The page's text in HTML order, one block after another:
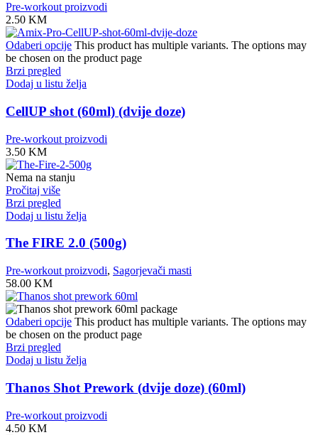
Pre-workout proizvodi
2.50 KM
Odaberi opcije This product has multiple variants. The options may
be chosen on the product page
Brzi pregled
Dodaj u listu želja
CellUP shot (60ml) (dvije doze)
Pre-workout proizvodi
3.50 KM
Nema na stanju
Pročitaj više
Brzi pregled
Dodaj u listu želja
The FIRE 2.0 (500g)
Pre-workout proizvodi, Sagorjevači masti
58.00 KM
Odaberi opcije This product has multiple variants. The options may
be chosen on the product page
Brzi pregled
Dodaj u listu želja
Thanos Shot Prework (dvije doze) (60ml)
Pre-workout proizvodi
4.50 KM